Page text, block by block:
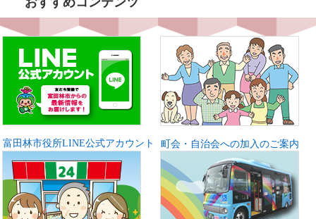
富田林市役所LINE公式アカウント 町会・自治会への加入のご案内